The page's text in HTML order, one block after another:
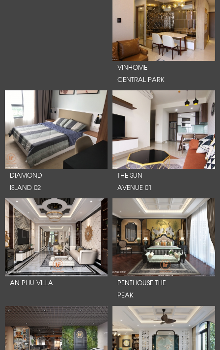
VINHOME
CENTRAL PARK
DIAMOND
ISLAND 02
THE SUN
AVENUE 01
AN PHU VILLA
PENTHOUSE THE
PEAK